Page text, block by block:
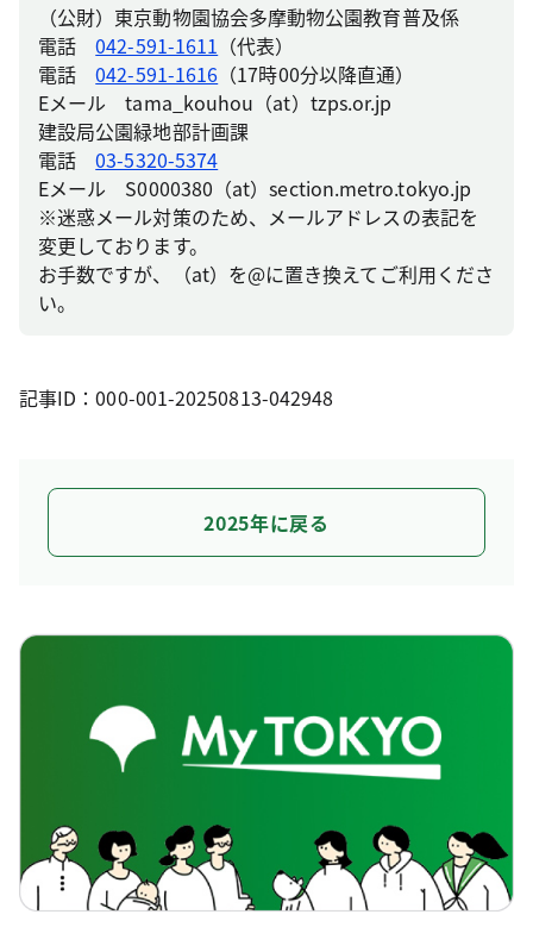
（公財）東京動物園協会多摩動物公園教育普及係
電話042-591-1611 （代表）
電話042-591-1616 （17時00分以降直通）
Eメール tama_kouhou（at）tzps.or.jp
建設局公園緑地部計画課
電話03-5320-5374
Eメール S0000380（at）section.metro.tokyo.jp
※迷惑メール対策のため、メールアドレスの表記を
変更しております。
お手数ですが、（at）を@に置き換えてご利用くださ
い。
記事ID：000-001-20250813-042948
2025年に戻る